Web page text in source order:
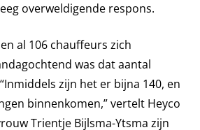
overweldigende respons.
al 106 chauffeurs zich
was dat aantal
zijn het er bijna 140, en
binnenkomen,” vertelt Heyco
Trientje Bijlsma-Ytsma zijn